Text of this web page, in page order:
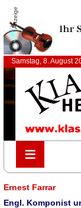
Anzeige
Samstag, 8. August
≡
≡
Ernest Farrar
Engl. Komponist